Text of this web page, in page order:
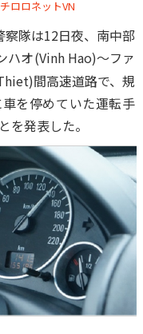
ロロネットVN
隊は12日夜、南中部
ハオ(Vinh Hao)～ファ
間高速道路で、規
を停めていた運転手
を発表した。